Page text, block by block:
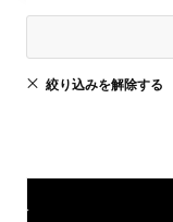
絞り込みを解除する